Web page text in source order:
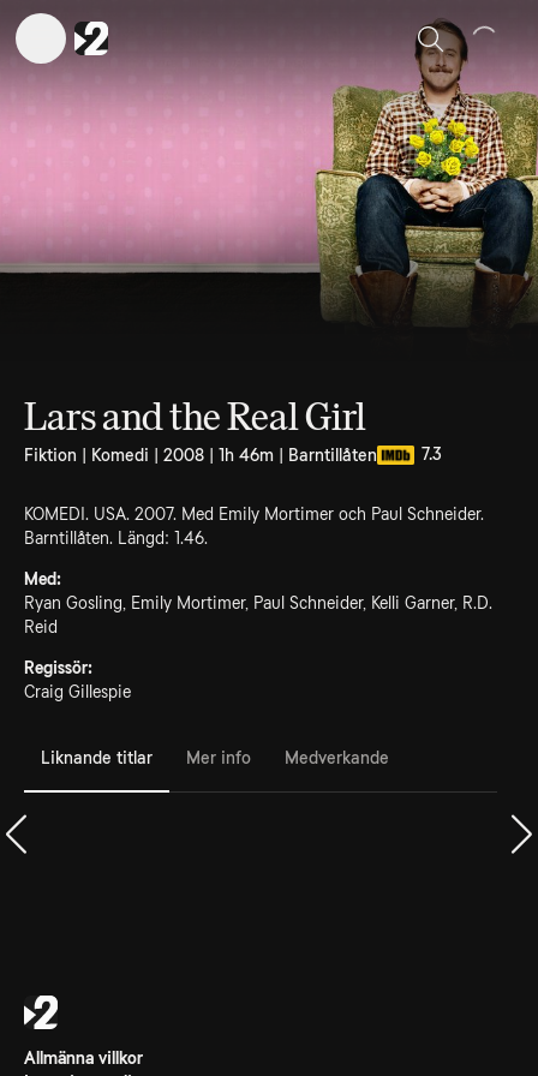
Sök
Lars and the Real Girl
Fiktion | Komedi | 2008 | 1h 46m | Barntillåten 7.3
KOMEDI. USA. 2007. Med Emily Mortimer och Paul Schneider.
Barntillåten. Längd: 1.46.
Med:
Ryan Gosling, Emily Mortimer, Paul Schneider, Kelli Garner, R.D.
Reid
Regissör:
Craig Gillespie
Liknande titlar Mer info Medverkande
Allmänna villkor